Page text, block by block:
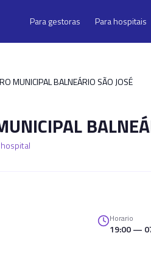
Para gestoras Para hospitais
MUNICIPAL BALNEÁRIO SÃO JOSÉ
Horario
19:00 —